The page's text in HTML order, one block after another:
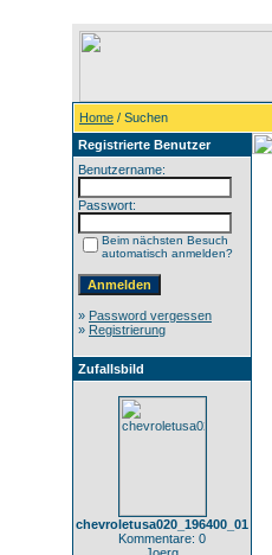
Home / Suchen
Registrierte Benutzer
Benutzername:
Passwort:
Beim nächsten Besuch
automatisch anmelden?
» Password vergessen
» Registrierung
Zufallsbild
chevroletusa020_196400_01
Kommentare: 0